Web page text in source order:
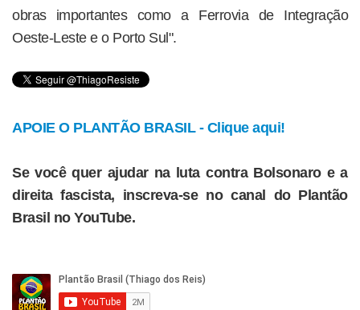
obras importantes como a Ferrovia de Integração
Oeste-Leste e o Porto Sul".
APOIE O PLANTÃO BRASIL - Clique aqui!
Se você quer ajudar na luta contra Bolsonaro e a
direita fascista, inscreva-se no canal do Plantão
Brasil no YouTube.